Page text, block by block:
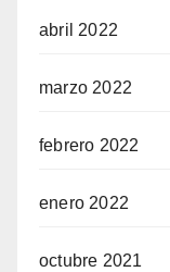
abril 2022
marzo 2022
febrero 2022
enero 2022
octubre 2021